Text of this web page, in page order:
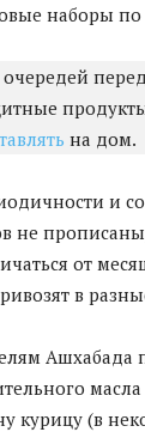
наборы по
на дом.
и
не
от
в
Ашхабада
курицу (в